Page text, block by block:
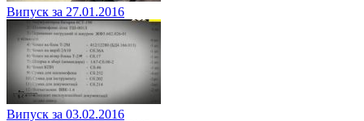
Випуск за 27.01.2016
Випуск за 03.02.2016